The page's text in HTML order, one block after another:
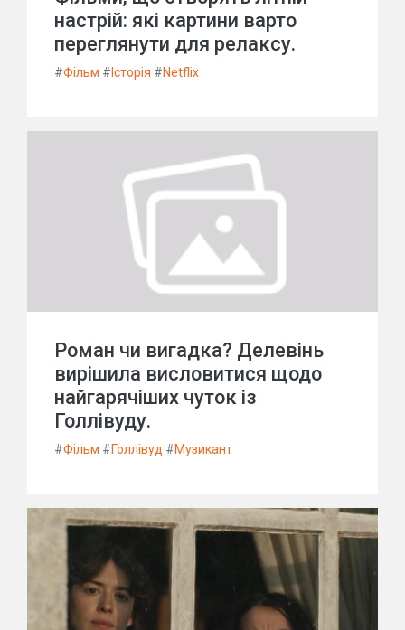
настрій: які картини варто
переглянути для релаксу.
#Фільм # Історія #Netflix
Роман чи вигадка? Делевінь
вирішила висловитися щодо
найгарячіших чуток із
Голлівуду.
#Фільм #Голлівуд #Музикант